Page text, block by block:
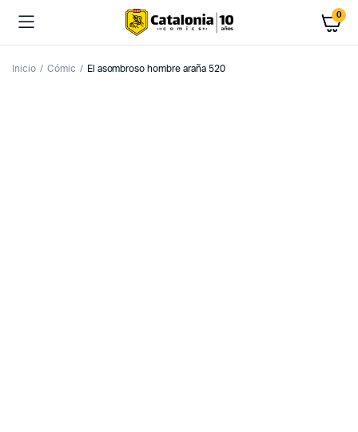
0
Inicio Cómic El asombroso hombre araña 520